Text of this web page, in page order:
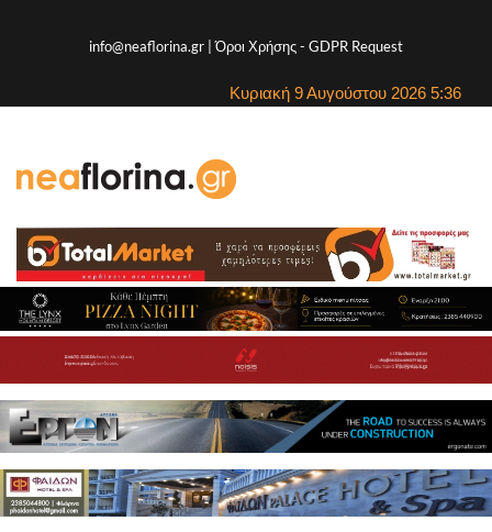
info@neaflorina.gr |Όροι Χρήσης- GDPR Request
Κυριακή 9 Αυγούστου 2026 5:36